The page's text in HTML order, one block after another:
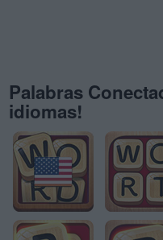
Palabras
idiomas!